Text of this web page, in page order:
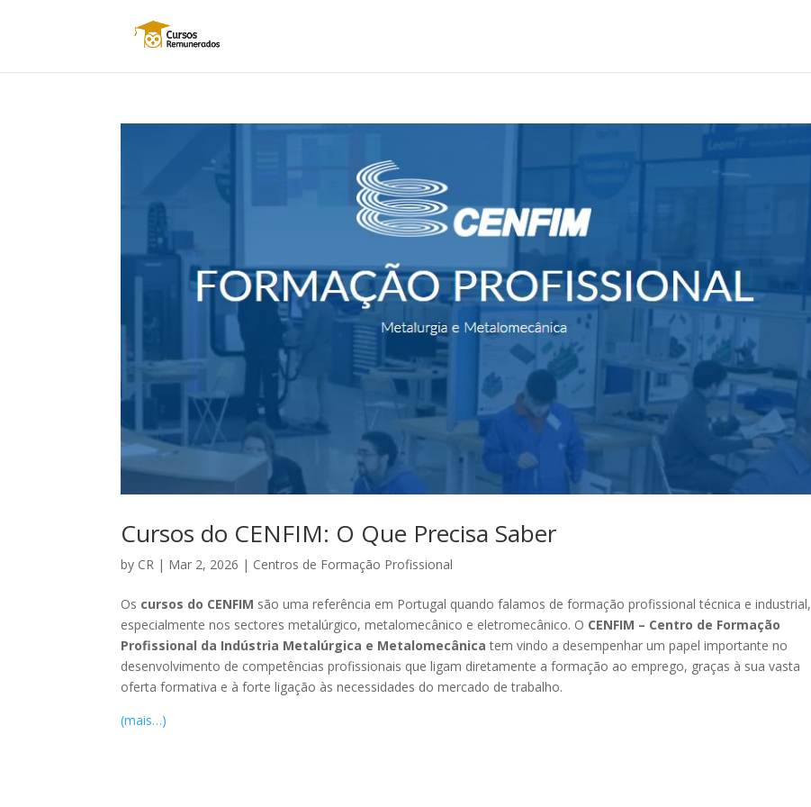
Cursos do CENFIM: O Que Precisa Saber
by CR | Mar 2, 2026 | Centros de Formação Profissional
Os cursos do CENFIM são uma referência em Portugal quando falamos de formação profissional técnica e industrial,
especialmente nos sectores metalúrgico, metalomecânico e eletromecânico. O CENFIM – Centro de Formação
Profissional da Indústria Metalúrgica e Metalomecânica tem vindo a desempenhar um papel importante no
desenvolvimento de competências profissionais que ligam diretamente a formação ao emprego, graças à sua vasta
oferta formativa e à forte ligação às necessidades do mercado de trabalho.
(mais…)